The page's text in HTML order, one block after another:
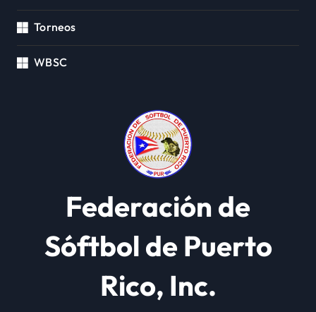
Torneos
WBSC
Federación de
Sóftbol de Puerto
Rico, Inc.